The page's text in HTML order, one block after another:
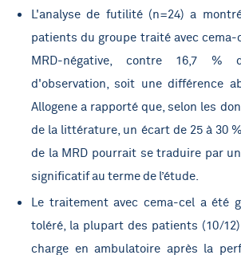
L'analyse de futilité (n=24) a
patients du groupe traité avec
MRD-négative, contre 16,7 %
d'observation, soit une différence
Allogene a rapporté que, selon les
de la littérature, un écart de 25 à 30
de la MRD pourrait se traduire par
significatif au terme de l’étude.
Le traitement avec cema-cel a été
toléré, la plupart des patients (10/
charge en ambulatoire après la